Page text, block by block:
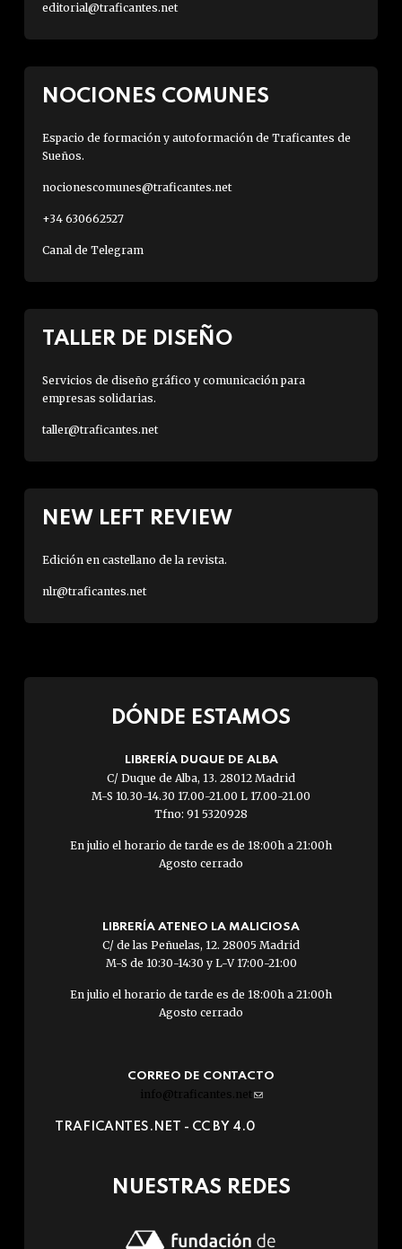
editorial@traficantes.net
NOCIONES COMUNES
Espacio de formación y autoformación de Traficantes de
Sueños.
nocionescomunes@traficantes.net
+34 630662527
Canal de Telegram
TALLER DE DISEÑO
Servicios de diseño gráfico y comunicación para
empresas solidarias.
taller@traficantes.net
NEW LEFT REVIEW
Edición en castellano de la revista.
nlr@traficantes.net
DÓNDE ESTAMOS
LIBRERÍA DUQUE DE ALBA
C/ Duque de Alba, 13. 28012 Madrid
M-S 10.30-14.30 17.00-21.00 L 17.00-21.00
Tfno: 91 5320928
En julio el horario de tarde es de 18:00h a 21:00h
Agosto cerrado
LIBRERÍA ATENEO LA MALICIOSA
C/ de las Peñuelas, 12. 28005 Madrid
M-S de 10:30-14:30 y L-V 17:00-21:00
En julio el horario de tarde es de 18:00h a 21:00h
Agosto cerrado
CORREO DE CONTACTO
info@traficantes.net (link
e-
TRAFICANTES.NET - CC BY 4.0
NUESTRAS REDES